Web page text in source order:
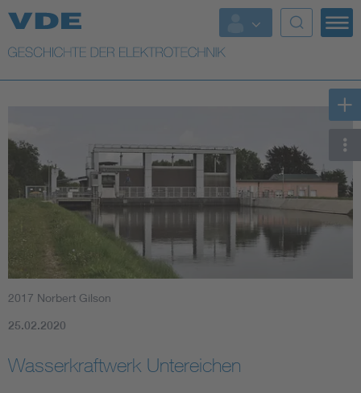
Top Themen
Weitere Themen
2017 Norbert Gilson
25.02.2020
Wasserkraftwerk Untereichen